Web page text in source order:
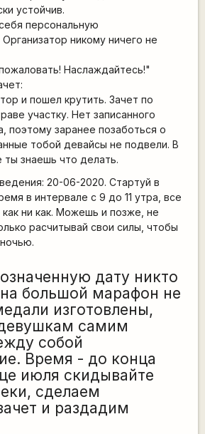
устойчив.
персональную
никому ничего не
Наслаждайтесь!"
и пошел крутить. Зачет по
участку. Нет записанного
поэтому заранее позаботься о
тобой девайсы не подвели. В
ты знаешь что делать.
20-06-2020. Стартуй в
в интервале с 9 до 11 утра, все
как ни как. Можешь и позже, не
расчитывай свои силы, чтобы
дату никто
большой марафон не
изготовлены,
самим
собой
Время - до конца
июля скидывайте
сделаем
и раздадим